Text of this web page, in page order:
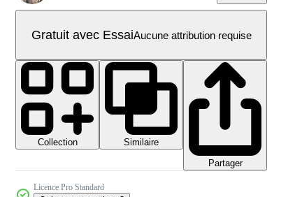
Gratuit avec EssaiAucune attribution requise
Collection
Similaire
Partager
Licence Pro Standard